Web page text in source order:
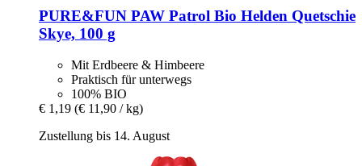
PURE&FUN PAW Patrol Bio Helden Quetschie
Skye, 100 g
Mit Erdbeere & Himbeere
Praktisch für unterwegs
100% BIO
€ 1,19 (€ 11,90 / kg)
Zustellung bis 14. August